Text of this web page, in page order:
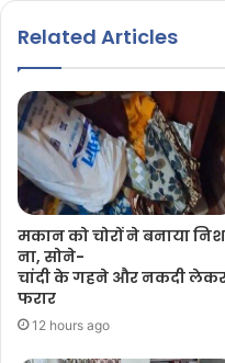
Related Articles
मकान को चोरों ने बनाया
ना, सोने-
चांदी के गहने और नकदी
फरार
12 hours ago